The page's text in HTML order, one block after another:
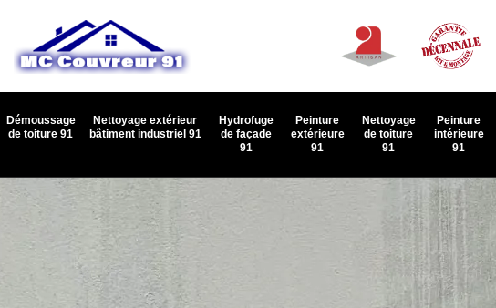
Démoussage
de toiture 91
Nettoyage extérieur
bâtiment industriel 91
Hydrofuge
de façade
91
Peinture
extérieure
91
Nettoyage
de toiture
91
Peinture
intérieure
91